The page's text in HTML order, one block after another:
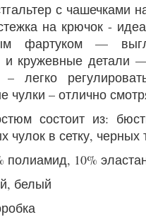
с чашечками
на крючок -
фартуком —
кружевные детали
легко
чулки – отлично
состоит из:
чулок в сетку, черных
полиамид, 10%
белый